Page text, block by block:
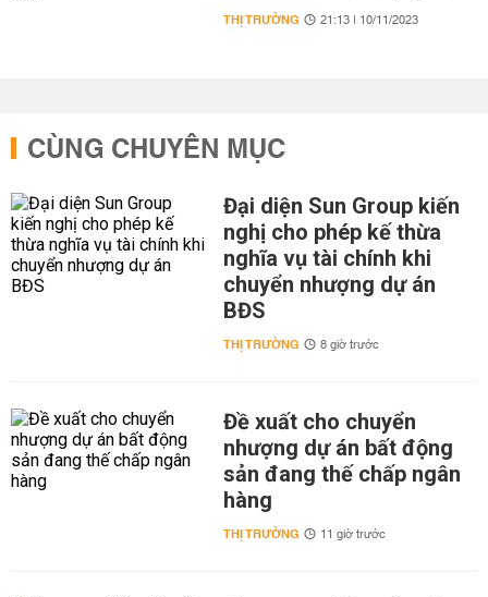
THỊ TRƯỜNG 21:13 | 10/11/2023
CÙNG CHUYÊN MỤC
Đại diện Sun Group kiến
nghị cho phép kế thừa
nghĩa vụ tài chính khi
chuyển nhượng dự án
BĐS
THỊ TRƯỜNG 8 giờ trước
Đề xuất cho chuyển
nhượng dự án bất động
sản đang thế chấp ngân
hàng
THỊ TRƯỜNG 11 giờ trước